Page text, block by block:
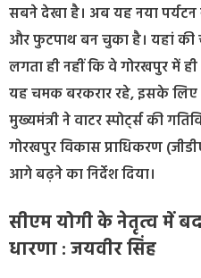
सबने देखा है। अब यह नया
और फुटपाथ बन चुका है। यहां की
लगता ही नहीं कि वे गोरखपुर में
यह चमक बरकरार रहे, इसके लिए
मुख्यमंत्री ने वाटर स्पोर्ट्स की
गोरखपुर विकास प्राधिकरण
आगे बढ़ने का निर्देश दिया।
सीएम योगी के नेतृत्व में
धारणा : जयवीर सिंह